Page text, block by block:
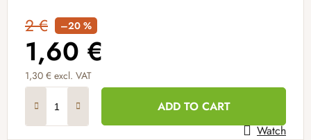
2 € –20 %
1,60 €
1,30 € excl. VAT
ADD TO CART
Watch